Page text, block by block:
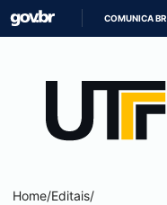
COMUNICA BR
Home/Editais/